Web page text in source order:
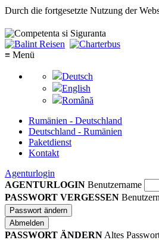
Durch die fortgesetzte Nutzung der
≡ Menü
Deutsch
English
Română
Rumänien - Deutschland
Deutschland - Rumänien
Paketdienst
Kontakt
Agenturlogin
AGENTURLOGIN Benutzername
PASSWORT VERGESSEN
Passwort ändern
Abmelden
PASSWORT ÄNDERN Altes